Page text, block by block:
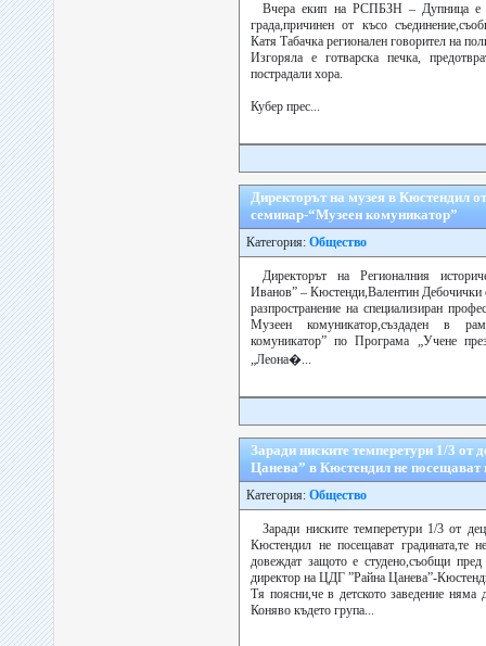
Вчера екип на РСПБЗН – Дупница е
града,причинен от късо
Катя Табачка регионален говорител на
Изгоряла е готварска печка,
пострадали хора.
Кубер прес...
Директорът на музея в Кюстендил
семинар-“Музеен комуникатор”
Категория: Общество
Директорът на Регионалния
Иванов” – Кюстенди,Валентин Дебочички
разпространение на специализиран
Музеен комуникатор,създаден в
комуникатор” по Програма „Учене
„Леона�...
Заради ниските темперетури 1/3 от
Цанева” в Кюстендил не посещават
Категория: Общество
Заради ниските темперетури 1/3 от
Кюстендил не посещават градината,те
довеждат защото е студено,съобщи
директор на ЦДГ ”Райна Цанева”-
Тя поясни,че в детското заведение
Коняво където група...